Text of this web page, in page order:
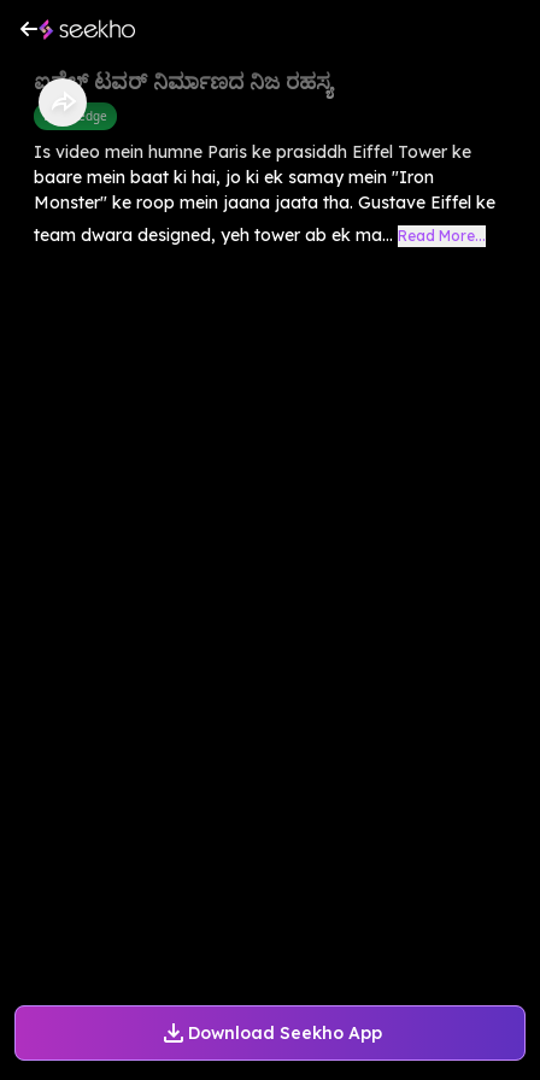
Download Seekho App
ಐಫೆಲ್ ಟವರ್ ನಿರ್ಮಾಣದ ನಿಜ ರಹಸ್ಯ
Knowledge
Is video mein humne Paris ke prasiddh Eiffel Tower ke
baare mein baat ki hai, jo ki ek samay mein "Iron
Monster" ke roop mein jaana jaata tha. Gustave Eiffel ke
team dwara designed, yeh tower ab ek ma... Read More...